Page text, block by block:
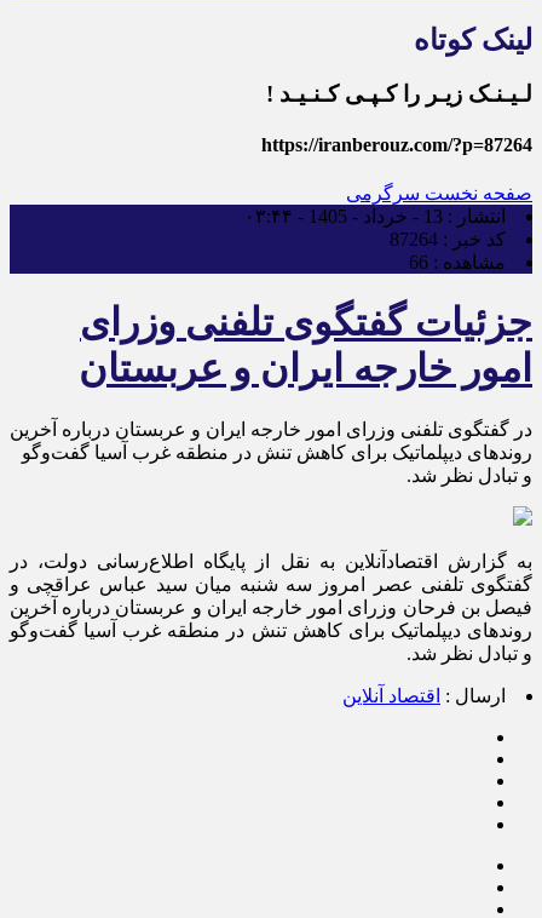
لینک کوتاه
لـیـنـک زیـر را کـپـی کـنـیـد !
https://iranberouz.com/?p=87264
صفحه نخست سرگرمی
انتشار : 13 - خرداد - 1405 - ۰۳:۴۴
کد خبر : 87264
مشاهده : 66
جزئیات گفتگوی تلفنی وزرای
امور خارجه ایران و عربستان
در گفتگوی تلفنی وزرای امور خارجه ایران و عربستان درباره آخرین
روند‌های دیپلماتیک برای کاهش تنش در منطقه غرب آسیا گفت‌و‌گو
و تبادل نظر شد.
به گزارش اقتصادآنلاین به نقل از پایگاه اطلاع‌رسانی دولت، در
گفتگوی تلفنی عصر امروز سه شنبه میان سید عباس عراقچی و
فیصل بن فرحان وزرای امور خارجه ایران و عربستان درباره آخرین
روند‌های دیپلماتیک برای کاهش تنش در منطقه غرب آسیا گفت‌و‌گو
و تبادل نظر شد.
ارسال : اقتصاد آنلاین